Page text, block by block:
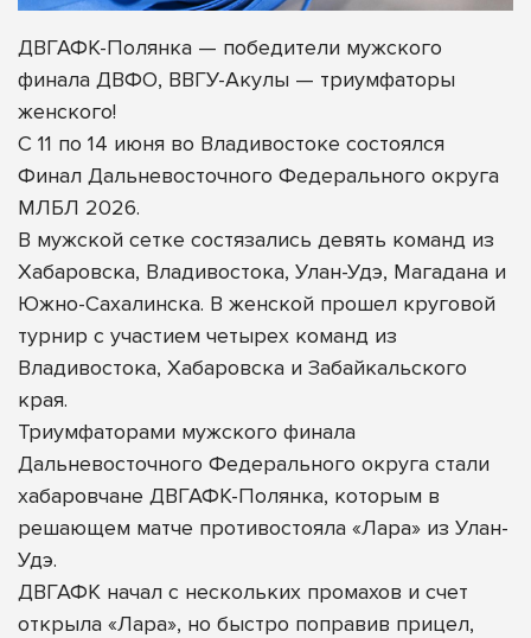
ДВГАФК-Полянка — победители мужского
финала ДВФО, ВВГУ-Акулы — триумфаторы
женского!
С 11 по 14 июня во Владивостоке состоялся
Финал Дальневосточного Федерального округа
МЛБЛ 2026.
В мужской сетке состязались девять команд из
Хабаровска, Владивостока, Улан-Удэ, Магадана и
Южно-Сахалинска. В женской прошел круговой
турнир с участием четырех команд из
Владивостока, Хабаровска и Забайкальского
края.
Триумфаторами мужского финала
Дальневосточного Федерального округа стали
хабаровчане ДВГАФК-Полянка, которым в
решающем матче противостояла «Лара» из Улан-
Удэ.
ДВГАФК начал с нескольких промахов и счет
открыла «Лара», но быстро поправив прицел,